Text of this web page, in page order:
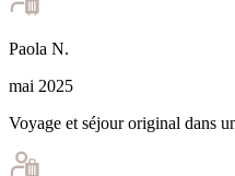
Paola N.
mai 2025
Voyage et séjour original dans